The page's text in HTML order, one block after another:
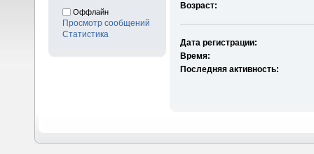
Оффлайн
Просмотр сообщений
Статистика
Возраст:
Дата регистрации:
Время:
Последняя активность: